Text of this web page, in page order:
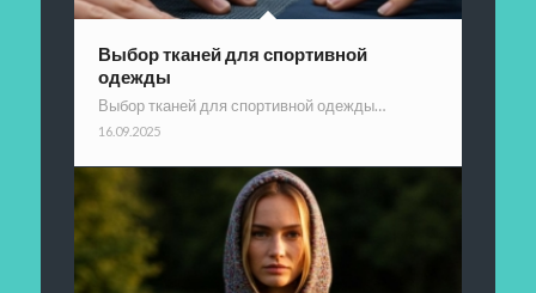
Выбор тканей для спортивной
одежды
Выбор тканей для спортивной одежды…
16.09.2025